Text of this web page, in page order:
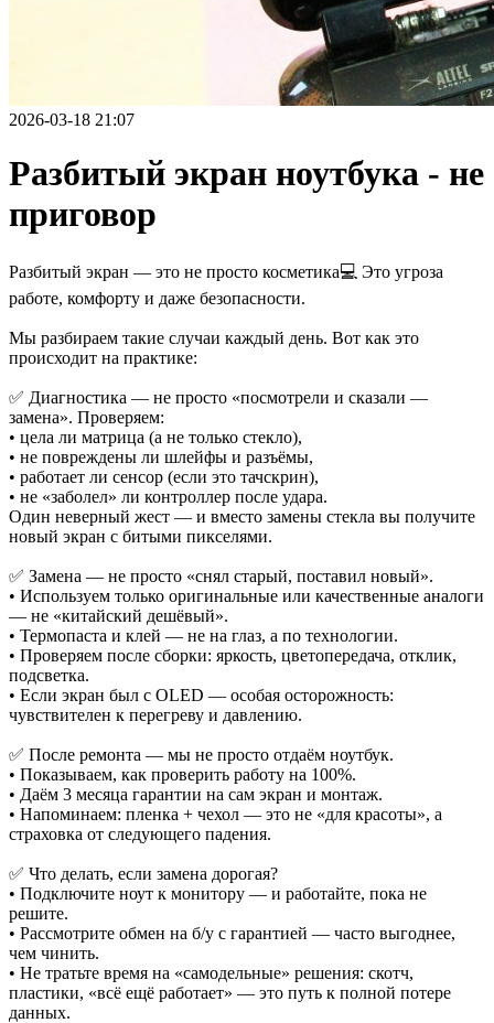
2026-03-18 21:07
Разбитый экран ноутбука - не
приговор
Разбитый экран — это не просто косметика💻 Это угроза
работе, комфорту и даже безопасности.
Мы разбираем такие случаи каждый день. Вот как это
происходит на практике:
✅ Диагностика — не просто «посмотрели и сказали —
замена». Проверяем:
• цела ли матрица (а не только стекло),
• не повреждены ли шлейфы и разъёмы,
• работает ли сенсор (если это тачскрин),
• не «заболел» ли контроллер после удара.
Один неверный жест — и вместо замены стекла вы получите
новый экран с битыми пикселями.
✅ Замена — не просто «снял старый, поставил новый».
• Используем только оригинальные или качественные аналоги
— не «китайский дешёвый».
• Термопаста и клей — не на глаз, а по технологии.
• Проверяем после сборки: яркость, цветопередача, отклик,
подсветка.
• Если экран был с OLED — особая осторожность:
чувствителен к перегреву и давлению.
✅ После ремонта — мы не просто отдаём ноутбук.
• Показываем, как проверить работу на 100%.
• Даём 3 месяца гарантии на сам экран и монтаж.
• Напоминаем: пленка + чехол — это не «для красоты», а
страховка от следующего падения.
✅ Что делать, если замена дорогая?
• Подключите ноут к монитору — и работайте, пока не
решите.
• Рассмотрите обмен на б/у с гарантией — часто выгоднее,
чем чинить.
• Не тратьте время на «самодельные» решения: скотч,
пластики, «всё ещё работает» — это путь к полной потере
данных.